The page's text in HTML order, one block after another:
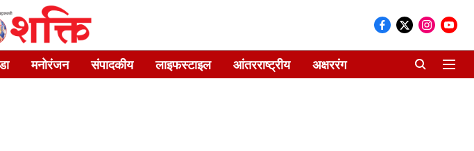
मनोरंजन संपादकीय लाइफस्टाइल आंतरराष्ट्रीय अक्षररंग